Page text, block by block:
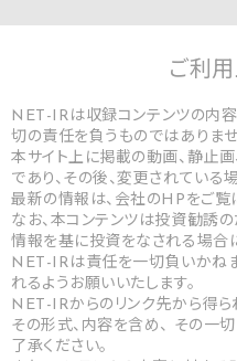
ご利
NET-IRは収録コンテンツの内容
切の責任を負うものではありませ
本サイト上に掲載の動画、静止
であり、その後、変更されている
最新の情報は、会社のHPをご覧
なお、本コンテンツは投資勧誘
情報を基に投資をなされる場合
NET-IRは責任を一切負いかね
れるようお願いいたします。
NET-IRからのリンク先から得
その形式、内容を含め、 その一
了承ください。